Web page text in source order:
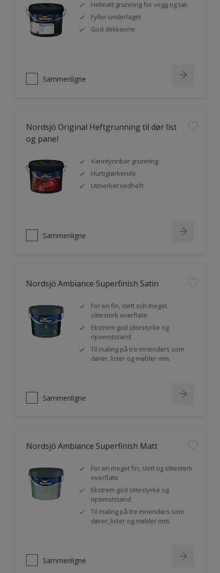
Helmatt grunning for vegg og tak
Fyller underlaget
God dekkevne
Sammenligne
Nordsjö Original Heftgrunning til dør list
og panel
Vanntynnbar grunning
Hurtigtørkende
Utmerket vedheft
Sammenligne
Nordsjö Ambiance Superfinish Satin
For en fin, slett och meget
slitesterk overflate
Ekstrem god slitestyrke og
ripemotstand
Til maling på tre innendørs som
dører, lister og møbler mm.
Sammenligne
Nordsjö Ambiance Superfinish Matt
For en meget fin, slett og slitesterk
overflate
Ekstrem god slitestyrke og
ripemotstand
Til maling på tre innendørs som
dører, lister og møbler mm.
Sammenligne